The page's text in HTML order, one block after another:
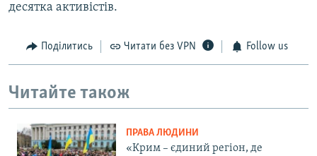
десятка активістів.
Поділитись Читати без VPN Follow us
Читайте також
ПРАВА ЛЮДИНИ
«Крим – єдиний регіон, де